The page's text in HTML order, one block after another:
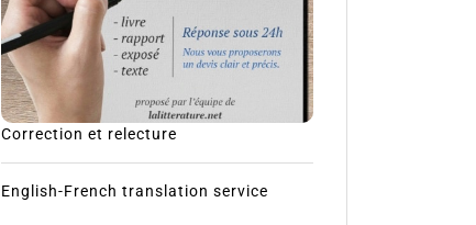
Correction et relecture
English-French translation service